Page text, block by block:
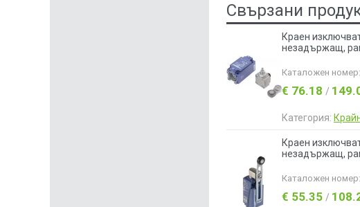
Свързани
Краен
незадържащ,
Каталожен номер:
€ 76.18 /
Категория:
Краен
незадържащ,
Каталожен номер:
€ 55.35 /